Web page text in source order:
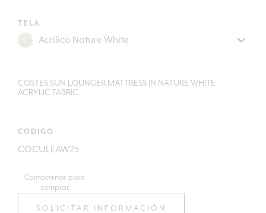
TELA
COSTES SUN LOUNGER MATTRESS IN NATURE WHITE
ACRYLIC FABRIC
CÓDIGO
COCULEAW25
Contáctenos para
comprar
SOLICITAR INFORMACIÓN